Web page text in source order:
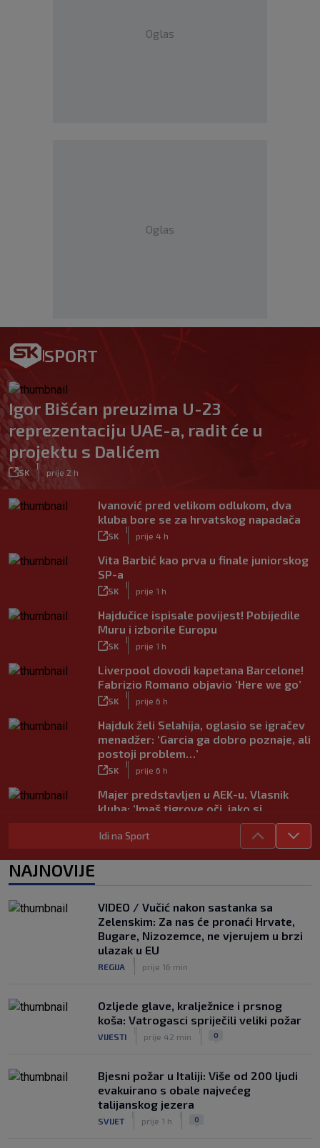
Oglas
Oglas
SPORT
Igor Bišćan preuzima U-23
reprezentaciju UAE-a, radit će u
projektu s Dalićem
SK prije 2 h
Ivanović pred velikom odlukom, dva
kluba bore se za hrvatskog napadača
SK prije 4 h
Vita Barbić kao prva u finale juniorskog
SP-a
SK prije 1 h
Hajdučice ispisale povijest! Pobijedile
Muru i izborile Europu
SK prije 1 h
Liverpool dovodi kapetana Barcelone!
Fabrizio Romano objavio ‘Here we go’
SK prije 6 h
Hajduk želi Selahija, oglasio se igračev
menadžer: ‘Garcia ga dobro poznaje, ali
postoji problem…’
SK prije 6 h
Majer predstavljen u AEK-u. Vlasnik
kluba: ‘Imaš tigrove oči, jako si
SK
|
prije 5 h
Bio je hit druge lige, a sada s Istrom
SK
|
prije 6 h
VIDEO / Tenisač se požalio na
gledatelja koji mu je smetao, reakcija
suca je hit
Idi na Sport
NAJNOVIJE
VIDEO / Vučić nakon sastanka sa
Zelenskim: Za nas će pronaći Hrvate,
Bugare, Nizozemce, ne vjerujem u brzi
ulazak u EU
REGIJA prije 16 min
Ozljede glave, kralježnice i prsnog
koša: Vatrogasci spriječili veliki požar
VIJESTI prije 42 min 0
Bjesni požar u Italiji: Više od 200 ljudi
evakuirano s obale najvećeg
talijanskog jezera
SVIJET prije 1 h 0